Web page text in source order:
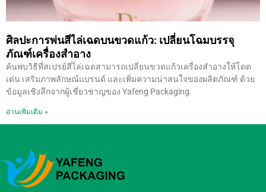
ศิลปะการพ่นสีไล่เฉดบนขวดแก้ว: เปลี่ยนโฉมบรรจุ
ภัณฑ์เครื่องสำอาง
ค้นพบวิธีที่สเปรย์สีไล่เฉดสามารถเปลี่ยนขวดแก้วเครื่องสำอางให้โดด
เด่น เสริมภาพลักษณ์แบรนด์ และเพิ่มความน่าสนใจของผลิตภัณฑ์ ด้วย
ข้อมูลเชิงลึกจากผู้เชี่ยวชาญของ Yafeng Packaging.
อ่านเพิ่มเติม »